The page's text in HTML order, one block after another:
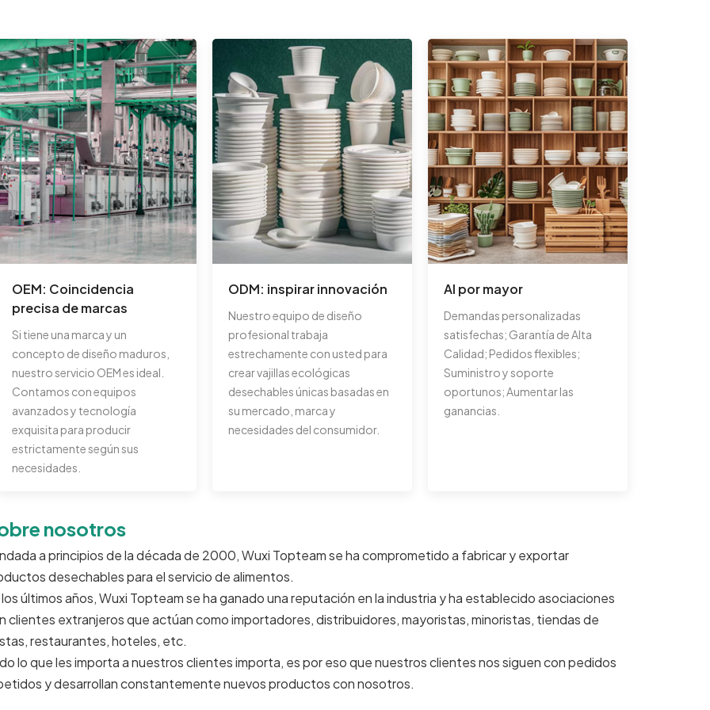
OEM: Coincidencia
precisa de marcas
Si tiene una marca y un
concepto de diseño maduros,
nuestro servicio OEM es ideal.
Contamos con equipos
avanzados y tecnología
exquisita para producir
estrictamente según sus
necesidades.
ODM: inspirar innovación
Nuestro equipo de diseño
profesional trabaja
estrechamente con usted para
crear vajillas ecológicas
desechables únicas basadas en
su mercado, marca y
necesidades del consumidor.
Al por mayor
Demandas personalizadas
satisfechas; Garantía de Alta
Calidad; Pedidos flexibles;
Suministro y soporte
oportunos; Aumentar las
ganancias.
nosotros
a principios de la década de 2000, Wuxi Topteam se ha comprometido a fabricar y exportar
desechables para el servicio de alimentos.
los últimos años, Wuxi Topteam se ha ganado una reputación en la industria y ha establecido asociaciones
clientes extranjeros que actúan como importadores, distribuidores, mayoristas, minoristas, tiendas de
restaurantes, hoteles, etc.
lo que les importa a nuestros clientes importa, es por eso que nuestros clientes nos siguen con pedidos
y desarrollan constantemente nuevos productos con nosotros.